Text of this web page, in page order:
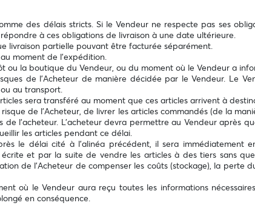
des délais stricts. Si le Vendeur ne respecte pas ses
à ces obligations de livraison à une date ultérieure.
livraison partielle pouvant être facturée séparément.
moment de l’expédition.
ou la boutique du Vendeur, ou du moment où le Vendeur a
de l’Acheteur de manière décidée par le Vendeur. Le
au transport.
sera transféré au moment que ces articles arrivent à
de l’Acheteur, de livrer les articles commandés (de la
l’acheteur. L’acheteur devra permettre au Vendeur après
les articles pendant ce délai.
le délai cité à l'alinéa précédent, il sera
et par la suite de vendre les articles à des tiers sans
de l’Acheteur de compenser les coûts (stockage), la
où le Vendeur aura reçu toutes les informations
en conséquence.